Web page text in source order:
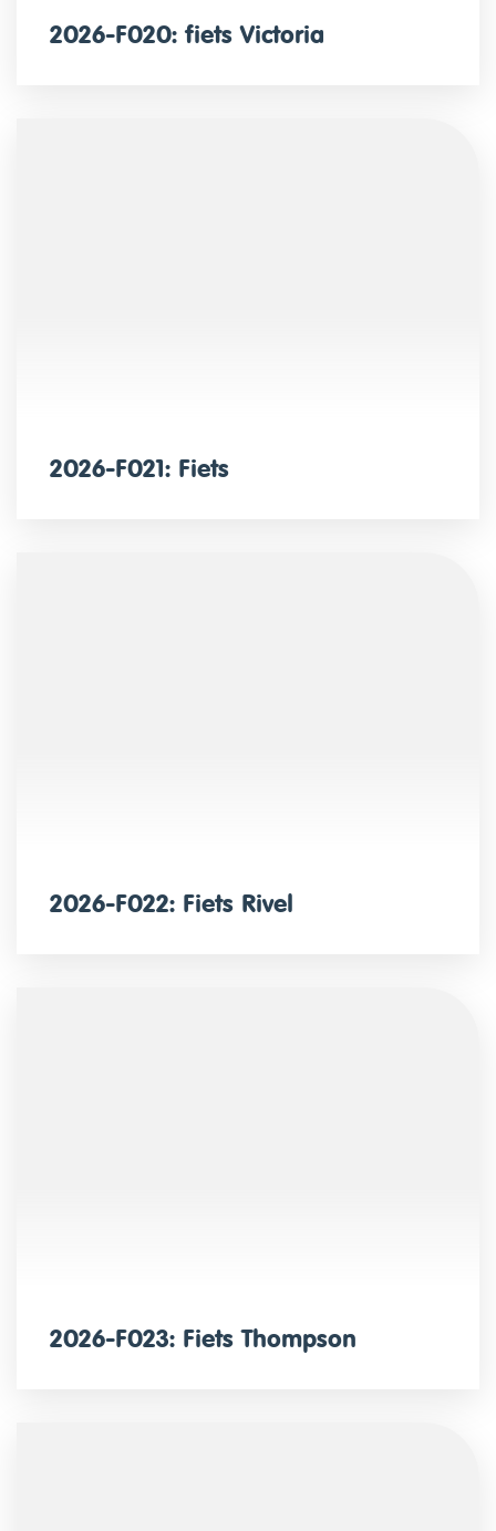
2026-F020: fiets Victoria
2026-F021: Fiets
2026-F022: Fiets Rivel
2026-F023: Fiets Thompson